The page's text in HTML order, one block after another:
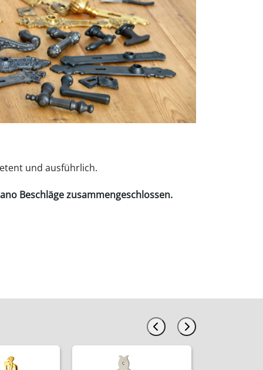
und ausführlich.
Beschlägezusammengeschlossen.